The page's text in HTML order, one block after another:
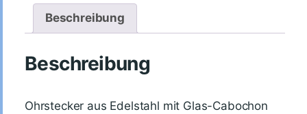
Beschreibung
Beschreibung
Ohrstecker aus Edelstahl mit Glas-Cabochon